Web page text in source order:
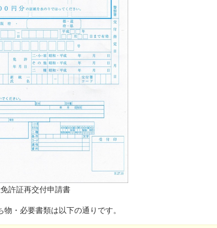
許証再交付申請書
・必要書類は以下の通りです。